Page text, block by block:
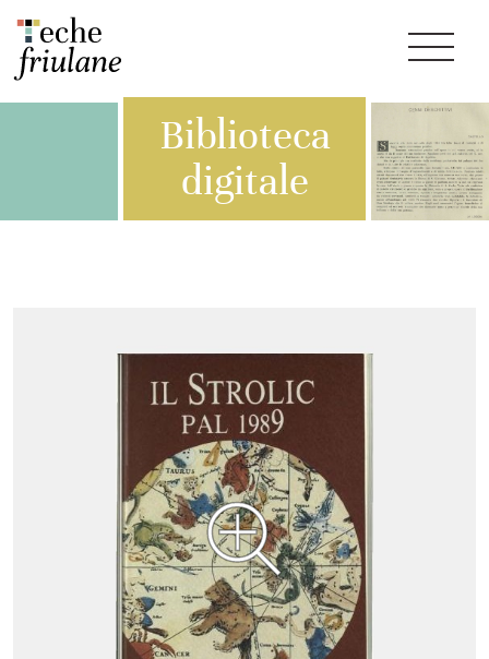
Biblioteca
digitale